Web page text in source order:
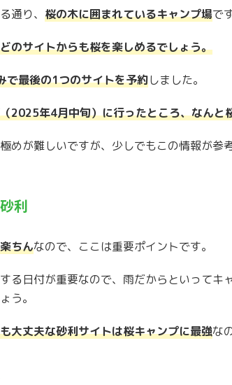
通り、 桜の木に囲まれているキャンプ場で
どのサイトからも桜を楽しめるでしょう。
で最後の1つのサイトを予約しました。
2025年4月中旬）に行ったところ、なんと
めが難しいですが、少しでもこの情報が参
利
ちんなので、ここは重要ポイントです。
る日付が重要なので、雨だからといってキ
う。
大丈夫な砂利サイトは桜キャンプに最強な